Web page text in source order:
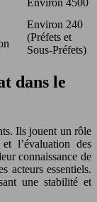
Environ 4500
Environ 240
(Préfets et
Sous-Préfets)
dans le
Ils jouent un rôle
l’évaluation des
connaissance de
acteurs essentiels.
une stabilité et